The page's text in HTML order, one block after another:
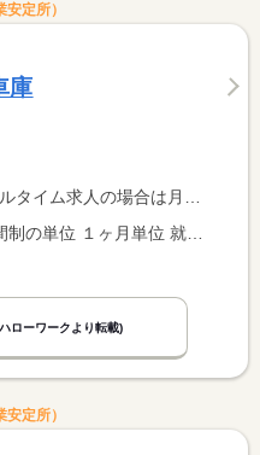
定所）
庫
、パート求人の場合は時間額を表示しています。
変形労働時間制 変形労働時間制の単位 １ヶ月単位 就業時間１ 8時00分〜17時00分 就業時間２ 13時00分〜22時00分 就業時間に関する特記事項 ＊週４０時間を超える勤務は、時間外労働となります。
ローワークより転載)
定所）